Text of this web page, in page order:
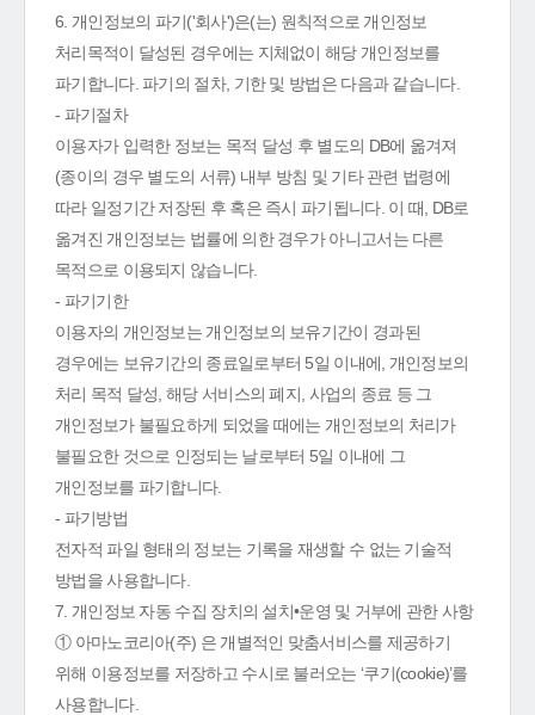
6. 개인정보의 파기('회사')은(는) 원칙적으로 개인정보
처리목적이 달성된 경우에는 지체없이 해당 개인정보를
파기합니다. 파기의 절차, 기한 및 방법은 다음과 같습니다.
- 파기절차
이용자가 입력한 정보는 목적 달성 후 별도의 DB에 옮겨져
(종이의 경우 별도의 서류) 내부 방침 및 기타 관련 법령에
따라 일정기간 저장된 후 혹은 즉시 파기됩니다. 이 때, DB로
옮겨진 개인정보는 법률에 의한 경우가 아니고서는 다른
목적으로 이용되지 않습니다.
- 파기기한
이용자의 개인정보는 개인정보의 보유기간이 경과된
경우에는 보유기간의 종료일로부터 5일 이내에, 개인정보의
처리 목적 달성, 해당 서비스의 폐지, 사업의 종료 등 그
개인정보가 불필요하게 되었을 때에는 개인정보의 처리가
불필요한 것으로 인정되는 날로부터 5일 이내에 그
개인정보를 파기합니다.
- 파기방법
전자적 파일 형태의 정보는 기록을 재생할 수 없는 기술적
방법을 사용합니다.
7. 개인정보 자동 수집 장치의 설치•운영 및 거부에 관한 사항
① 아마노코리아(주) 은 개별적인 맞춤서비스를 제공하기
위해 이용정보를 저장하고 수시로 불러오는 ‘쿠기(cookie)’를
사용합니다.